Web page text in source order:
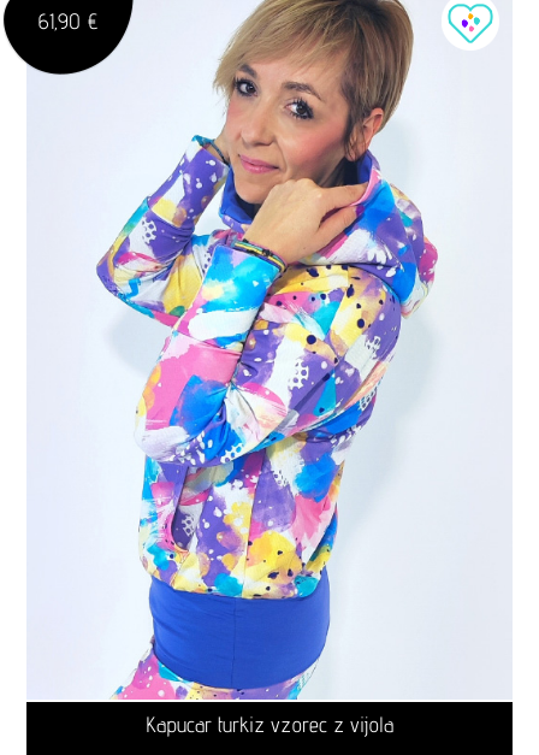
61,90 €
Kapucar turkiz vzorec z vijola